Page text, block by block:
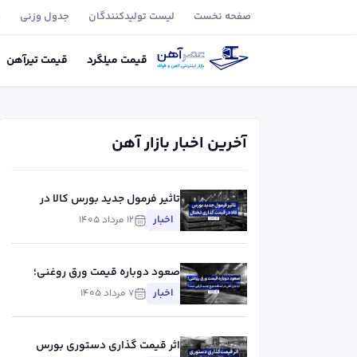
صفحه نخست لیست تولید‌کنندگان جدول وزنی
قیمت میلگرد قیمتتیر‌آهن
آخرین اخبار بازار آهن
تاثیر فرمول جدید بورس کالا در
قیمت گذاری تختال
اخبار ۱۲ مرداد ۱۴۰۵
صعود دوباره قیمت ورق روغنی؛
آیا بازار آهن در آستانه موج جدید
گرانی است؟
اخبار ۷ مرداد ۱۴۰۵
اثر قیمت گذاری دستوری بورس